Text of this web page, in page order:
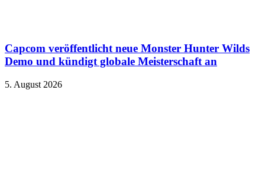
Capcom veröffentlicht neue Monster Hunter Wilds
Demo und kündigt globale Meisterschaft an
5. August 2026